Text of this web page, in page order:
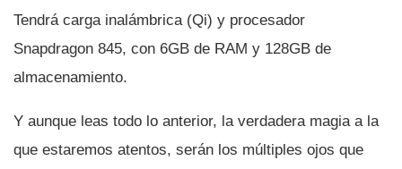
Tendrá carga inalámbrica (Qi) y procesador
Snapdragon 845, con 6GB de RAM y 128GB de
almacenamiento.
Y aunque leas todo lo anterior, la verdadera magia a la
que estaremos atentos, serán los múltiples ojos que